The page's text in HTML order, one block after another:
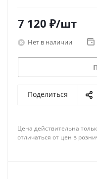
7 120 ₽/шт
Нет в наличии
Поделиться
Цена действительна
отличаться от цен в